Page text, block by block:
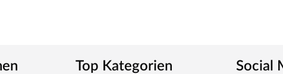
Top Kategorien Social